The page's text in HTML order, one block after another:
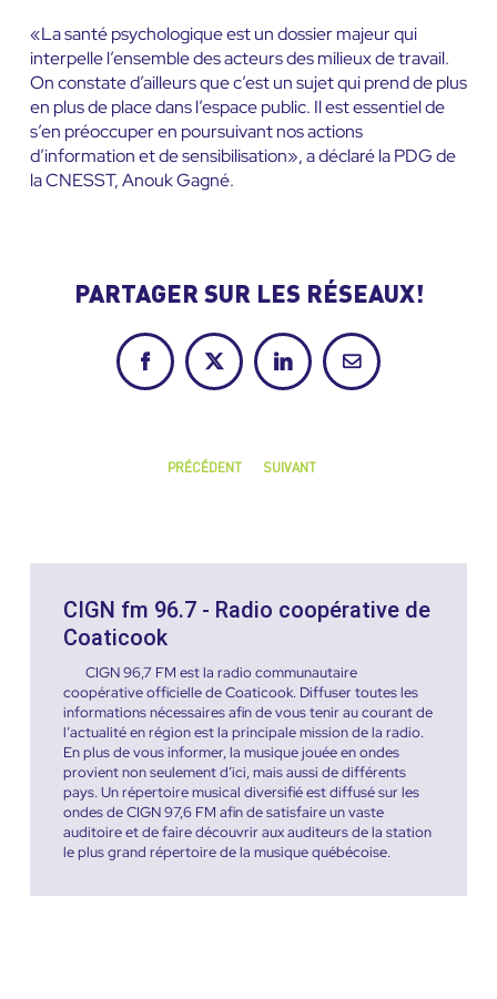
«La santé psychologique est un dossier majeur qui
interpelle l’ensemble des acteurs des milieux de travail.
On constate d’ailleurs que c’est un sujet qui prend de plus
en plus de place dans l’espace public. Il est essentiel de
s’en préoccuper en poursuivant nos actions
d’information et de sensibilisation», a déclaré la PDG de
la CNESST, Anouk Gagné.
PARTAGER SUR LES RÉSEAUX!
FacebookX LinkedInCourriel
PRÉCÉDENT SUIVANT
CIGN fm 96.7 - Radio coopérative de
Coaticook
CIGN 96,7 FM est la radio communautaire
coopérative officielle de Coaticook. Diffuser toutes les
informations nécessaires afin de vous tenir au courant de
l’actualité en région est la principale mission de la radio.
En plus de vous informer, la musique jouée en ondes
provient non seulement d’ici, mais aussi de différents
pays. Un répertoire musical diversifié est diffusé sur les
ondes de CIGN 97,6 FM afin de satisfaire un vaste
auditoire et de faire découvrir aux auditeurs de la station
le plus grand répertoire de la musique québécoise.